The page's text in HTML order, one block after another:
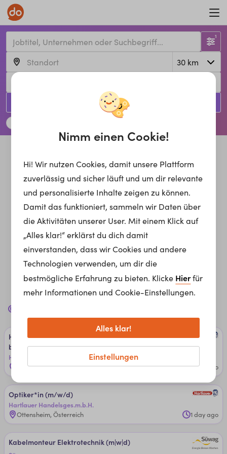
1
Jetzt suchen!
Hör­ge­rä­teakus­ti­ker*in (m/w/d) - a­b 20 ­Stun­den/­Wo­che
­bis ­Voll­zeit
Hartlauer Handelsges.m.b.H.
Wien, Österreich 1 day ago
Op­ti­ker*in (m/w/d)
Hartlauer Handelsges.m.b.H.
Ottensheim, Österreich 1 day ago
Ka­bel­mon­teu­r ­Elek­tro­tech­ni­k (m|w|d)
Nimm einen Cookie!
Hi! Wir nutzen Cookies, damit unsere Plattform
zuverlässig und sicher läuft und um dir relevante
und personalisierte Inhalte zeigen zu können.
Damit das funktioniert, sammeln wir Daten über
die Aktivitäten unserer User. Mit einem Klick auf
„Alles klar!“ erklärst du dich damit
einverstanden, dass wir Cookies und andere
Technologien verwenden, um dir die
bestmögliche Erfahrung zu bieten. Klicke Hierfür
mehr Informationen und Cookie-Einstellungen.
Einstellungen
Alles klar!